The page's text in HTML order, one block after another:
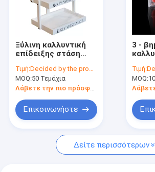
Μεταλλική εμφάνιση ράφια
Ξύλινα εμφάνιση ράφια
Ακρυλική περίπτωση επίδειξης
στάσεις επίδειξης δαπέδων
λιανικό να τοποθετήσει σε ράφι
Στάσεις επίδειξης Slatwall
Ξύλινη καλλυντική
επίδειξης στάση
προϊόντων
φροντίδας δέρματος
μάρκετινγκ στάσεων
Τιμή:Decided by the product specifications
MOQ:50 Τεμάχια
Λάβετε την πιο πρόσφατη τιμή
Επικοινωνήστε
3 -
ράφι
Τιμή:
MOQ:
Δείτε περισσότερων